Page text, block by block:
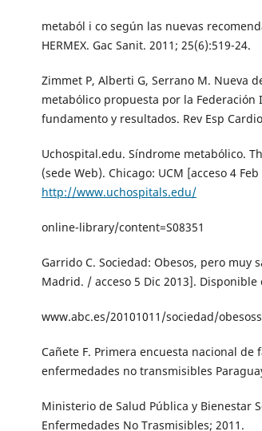
metaból i co según las nuevas
HERMEX. Gac Sanit. 2011; 25(6):519-24.
Zimmet P, Alberti G, Serrano M. Nueva
metabólico propuesta por la Federación
fundamento y resultados. Rev Esp
Uchospital.edu. Síndrome metabólico.
(sede Web). Chicago: UCM [acceso 4
http://www.uchospitals.edu/
online-library/content=S08351
Garrido C. Sociedad: Obesos, pero
Madrid. / acceso 5 Dic 2013].
www.abc.es/20101011/sociedad/
Cañete F. Primera encuesta nacional de
enfermedades no transmisibles
Ministerio de Salud Pública y Bienestar
Enfermedades No Trasmisibles; 2011.